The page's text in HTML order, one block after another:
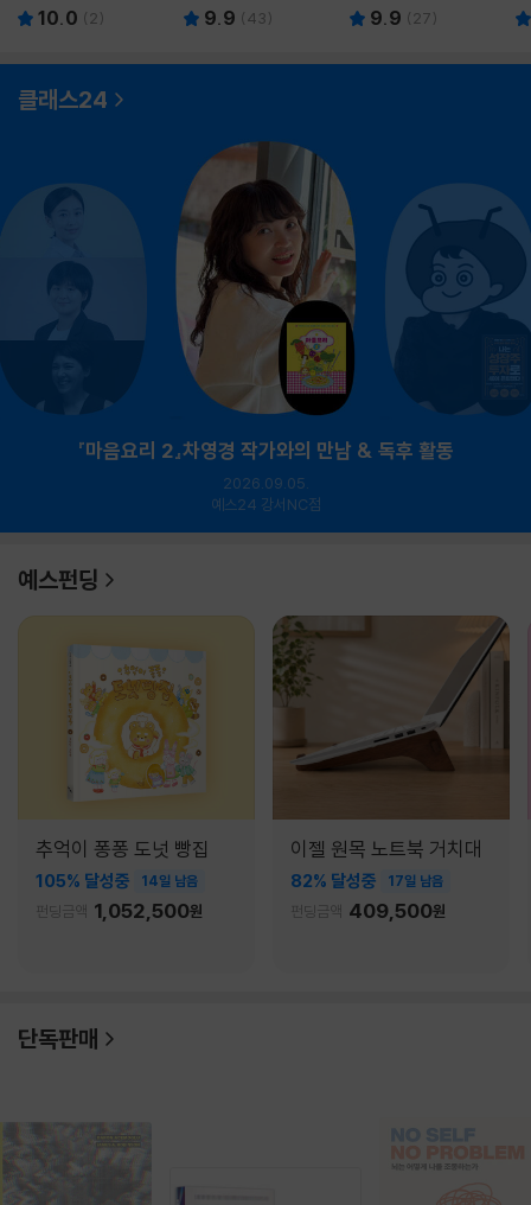
10.0 ( 2) 9.9 (43) 9.9 ( 27)
클래스24
『마음요리 2』차영경 작가와의 만남 & 독후 활동
2026.09.05.
예스24 강서NC점
예스펀딩
추억이 퐁퐁 도넛 빵집
105% 달성중 14일 남음
펀딩금액 1,052,500원
이젤 원목 노트북 거치대
82% 달성중 17일 남음
펀딩금액 409,500원
단독판매